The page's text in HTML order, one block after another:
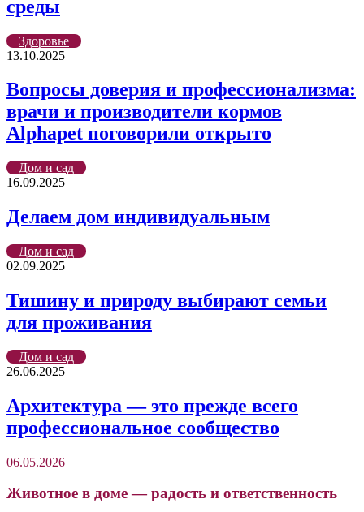
среды
Здоровье
13.10.2025
Вопросы доверия и профессионализма:
врачи и производители кормов
Alphapet поговорили открыто
Дом и сад
16.09.2025
Делаем дом индивидуальным
Дом и сад
02.09.2025
Тишину и природу выбирают семьи
для проживания
Дом и сад
26.06.2025
Архитектура — это прежде всего
профессиональное сообщество
06.05.2026
Животное в доме — радость и ответственность